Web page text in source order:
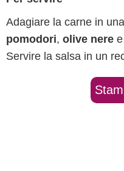
Adagiare la carne in
pomodori, olive nere e
Servire la salsa in un